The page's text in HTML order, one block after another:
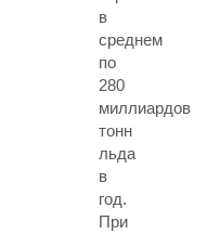
в
среднем
по
280
миллиардов
тонн
льда
в
год.
При